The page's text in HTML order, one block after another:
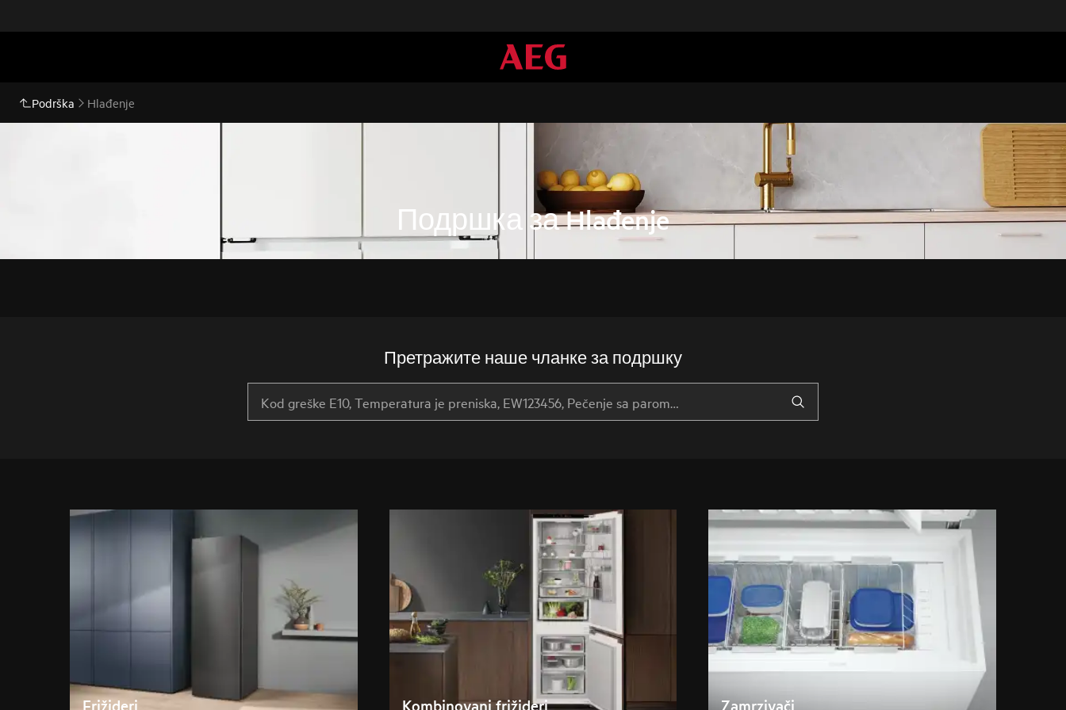
Podrška Hlađenje
Подршка за Hlađenje
Претражите наше чланке за подршку
Frižideri Kombinovani frižideri Zamrzivači